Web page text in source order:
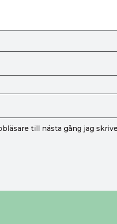
till nästa gång jag